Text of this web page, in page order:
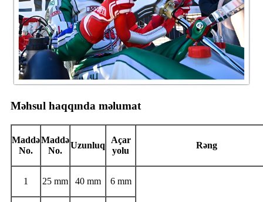
Məhsul haqqında məlumat
Maddə
No.
Maddə
No.
Uzunluq
Açar
yolu
Rəng
1 25 mm 40 mm 6 mm